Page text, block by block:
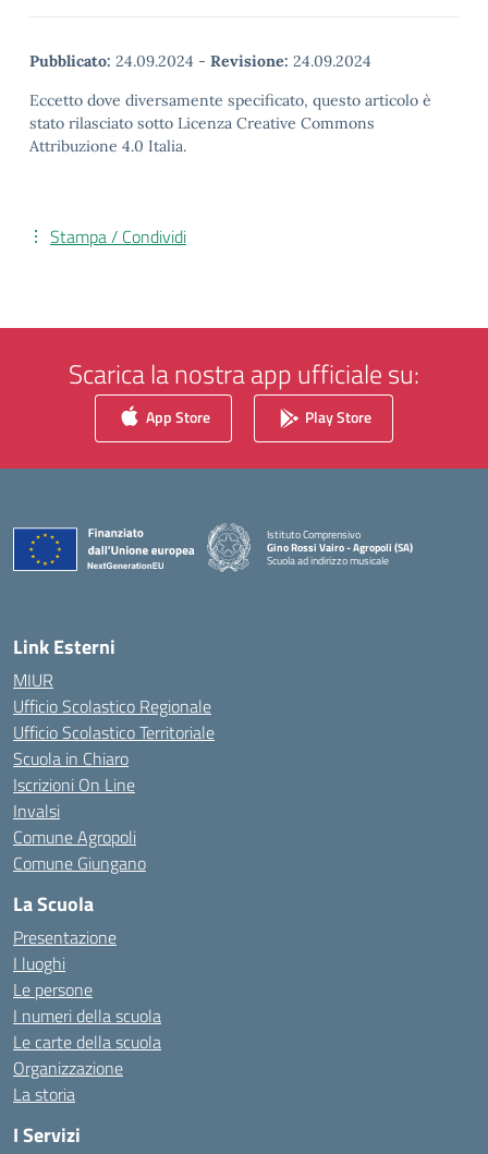
Pubblicato: 24.09.2024 - Revisione: 24.09.2024
Eccetto dove diversamente specificato, questo articolo è
stato rilasciato sotto Licenza Creative Commons
Attribuzione 4.0 Italia.
Stampa / Condividi
Scarica la nostra app ufficiale su:
App Store Play Store
Istituto Comprensivo
Gino Rossi Vairo - Agropoli (SA)
Scuola ad indirizzo musicale
Link Esterni
MIUR
Ufficio Scolastico Regionale
Ufficio Scolastico Territoriale
Scuola in Chiaro
Iscrizioni On Line
Invalsi
Comune Agropoli
Comune Giungano
La Scuola
Presentazione
I luoghi
Le persone
I numeri della scuola
Le carte della scuola
Organizzazione
La storia
I Servizi